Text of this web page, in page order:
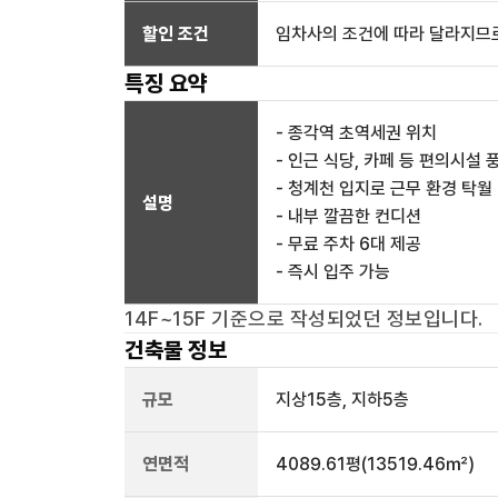
할인 조건 임차사의 조건에 따라 달라지
특징 요약
설명
- 종각역 초역세권 위치
- 인근 식당, 카페 등 편의시설
- 청계천 입지로 근무 환경 탁월
- 내부 깔끔한 컨디션
- 무료 주차 6대 제공
- 즉시 입주 가능
14F~15F 기준으로 작성되었던 정보입니다.
건축물 정보
규모 지상15층, 지하5층
연면적 4089.61평(13519.46㎡)